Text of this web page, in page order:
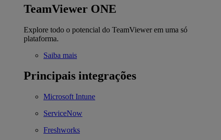
TeamViewer ONE
Explore todo o potencial do TeamViewer em uma só
plataforma.
Saiba mais
Principais integrações
Microsoft Intune
ServiceNow
Freshworks